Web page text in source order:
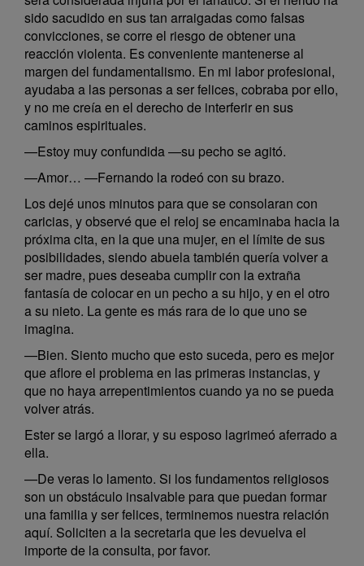
sido sacudido en sus tan arraigadas como falsas
convicciones, se corre el riesgo de obtener una
reacción violenta. Es conveniente mantenerse al
margen del fundamentalismo. En mi labor profesional,
ayudaba a las personas a ser felices, cobraba por ello,
y no me creía en el derecho de interferir en sus
caminos espirituales.
—Estoy muy confundida —su pecho se agitó.
—Amor… —Fernando la rodeó con su brazo.
Los dejé unos minutos para que se consolaran con
caricias, y observé que el reloj se encaminaba hacia la
próxima cita, en la que una mujer, en el límite de sus
posibilidades, siendo abuela también quería volver a
ser madre, pues deseaba cumplir con la extraña
fantasía de colocar en un pecho a su hijo, y en el otro
a su nieto. La gente es más rara de lo que uno se
imagina.
—Bien. Siento mucho que esto suceda, pero es mejor
que aflore el problema en las primeras instancias, y
que no haya arrepentimientos cuando ya no se pueda
volver atrás.
Ester se largó a llorar, y su esposo lagrimeó aferrado a
ella.
—De veras lo lamento. Si los fundamentos religiosos
son un obstáculo insalvable para que puedan formar
una familia y ser felices, terminemos nuestra relación
aquí. Soliciten a la secretaria que les devuelva el
importe de la consulta, por favor.